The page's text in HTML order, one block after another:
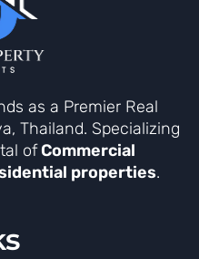
as a Premier Real
Thailand. Specializing
ofCommercial
properties.